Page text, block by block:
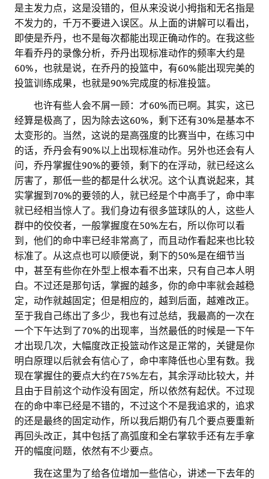
是主发力点，这是没错的，但从来没说小拇指和无名指是
不发力的，千万不要进入误区。从上面的讲解可以看出，
即使是乔丹，也不是每次都能出现正确动作的。在我这些
年看乔丹的录像分析，乔丹出现标准动作的频率大约是
60%，也就是说，在乔丹的投篮中，有60%能出现完美的
投篮训练成果，也就是90%完成度的标准投篮。
也许有些人会不屑一顾：才60%而已啊。其实，这已
经算是极高了，因为除去这60%，剩下还有30%是基本不
太变形的。当然，这说的是高强度的比赛当中，在练习中
的话，乔丹会有90%以上出现标准动作。另外也还会有人
问，乔丹掌握住90%的要领，剩下的在浮动，就已经这么
厉害了，那低一些的都是什么状况。这个认真说起来，其
实掌握到70%的要领的人，就已经是个中高手了，命中率
就已经相当惊人了。我们身边有很多篮球队的人，这些人
群中的佼佼者，一般掌握度在50%左右，所以你可以看
到，他们的命中率已经非常高了，而且动作看起来也比较
标准了。从这点也可以顺便说，剩下的50%是在细节当
中，甚至有些你在外型上根本看不出来，只有自己本人明
白。不过还是那句话，掌握的越多，你的命中率就会越稳
定，动作就越固定；但是相应的，越到后面，越难改正。
至于我自己练出了多少，我也有过总结，我最高的一次在
一个下午达到了70%的出现率，当然最低的时候是一下午
才出现几次，大幅度改正投篮动作这是正常的，关键是你
明白原理以后就会有信心了，命中率降低也心里有数。我
现在掌握住的要点大约在75%左右，其余浮动比较大，并
且由于目前这个动作没有固定，所以依然有起伏。不过现
在的命中率已经是不错的，不过这个不是我追求的，追求
的还是最终的固定动作，所以我后期仍有几个要点要重新
再回头改正，其中包括了高弧度和全右掌软手还有左手拿
开的幅度问题，依然有不少要点。
我在这里为了给各位增加一些信心，讲述一下去年的